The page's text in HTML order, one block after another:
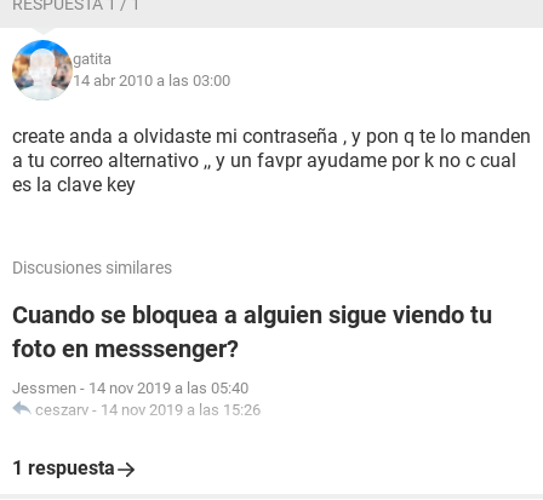
gatita
14 abr 2010 a las 03:00
create anda a olvidaste mi contraseña , y pon q te lo manden
a tu correo alternativo ,, y un favpr ayudame por k no c cual
es la clave key
Discusiones similares
Cuando se bloquea a alguien sigue viendo tu
foto en messsenger?
Jessmen - 14 nov 2019 a las 05:40
ceszarv - 14 nov 2019 a las 15:26
1 respuesta